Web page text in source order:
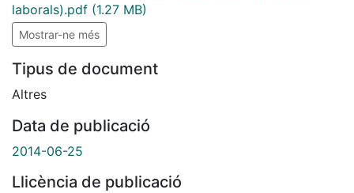
laborals).pdf (1.27 MB)
Mostrar-ne més
Tipus de document
Altres
Data de publicació
2014-06-25
Llicència de publicació